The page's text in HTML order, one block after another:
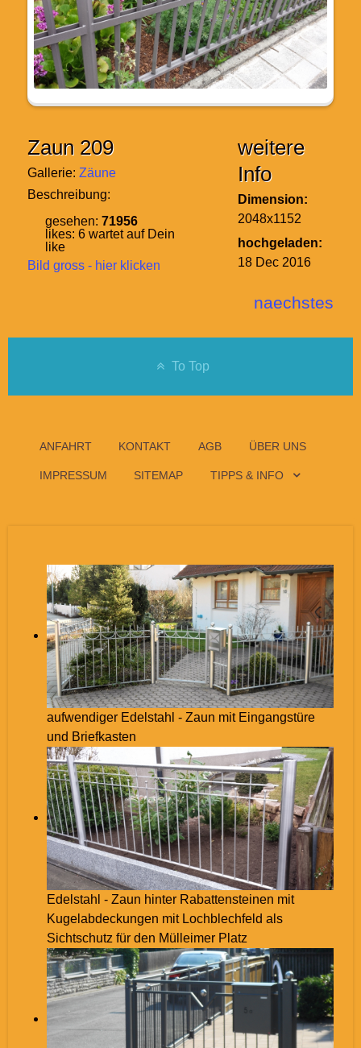
Zaun 209
Gallerie: Zäune
Beschreibung:
gesehen: 71956
likes: 6 wartet auf Dein
like
Bild gross - hier klicken
weitere
Info
Dimension:
2048x1152
hochgeladen:
18 Dec 2016
naechstes
To Top
ANFAHRT KONTAKT AGB ÜBER UNS
IMPRESSUM SITEMAP TIPPS & INFO
aufwendiger Edelstahl - Zaun mit Eingangstüre
und Briefkasten
Edelstahl - Zaun hinter Rabattensteinen mit
Kugelabdeckungen mit Lochblechfeld als
Sichtschutz für den Mülleimer Platz